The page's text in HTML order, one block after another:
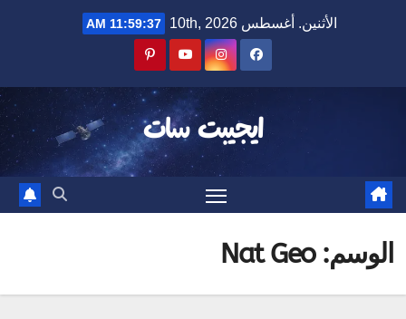
الأثنين. أغسطس 10th, 2026 11:59:37 AM
ايجيبت سات
الوسم:Nat Geo